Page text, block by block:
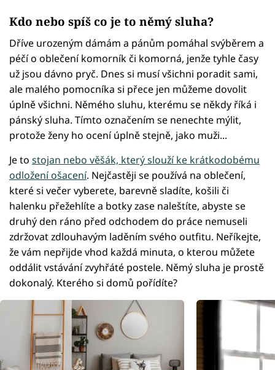
Kdo nebo spíš co je to němý sluha?
Dříve urozeným dámám a pánům pomáhal svýběrem a
péčí o oblečení komorník či komorná, jenže tyhle časy
už jsou dávno pryč. Dnes si musí všichni poradit sami,
ale malého pomocníka si přece jen můžeme dovolit
úplně všichni. Němého sluhu, kterému se někdy říká i
pánský sluha. Tímto označením se nenechte mýlit,
protože ženy ho ocení úplně stejně, jako muži...
Je to stojan nebo věšák, který slouží ke krátkodobému
odložení ošacení. Nejčastěji se používá na oblečení,
které si večer vyberete, barevně sladíte, košili či
halenku přežehlíte a botky zase naleštíte, abyste se
druhý den ráno před odchodem do práce nemuseli
zdržovat zdlouhavým laděním svého outfitu. Neříkejte,
že vám nepřijde vhod každá minuta, o kterou můžete
oddálit vstávání zvyhřáté postele. Němý sluha je prostě
dokonalý. Kterého si domů pořídíte?